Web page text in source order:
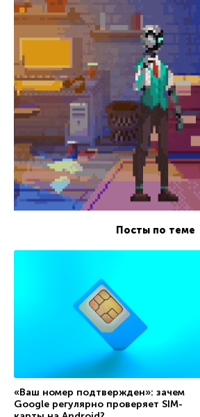
Посты по теме
«Ваш номер подтвержден»: зачем
Google регулярно проверяет SIM-